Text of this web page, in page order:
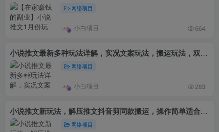
网络项目
小白项目 664
小说推文最新多种玩法详解，实况文案玩法，搬运玩法，双图片+文案玩法等
网络项目
小白项目 283
小说推文新玩法，解压推文抖音剪同款搬运，操作简单适合小白
网络项目